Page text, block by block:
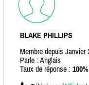
BLAKE PHILLIPS
Membre depuis Janvier
Parle : Anglais
Taux de réponse : 100%